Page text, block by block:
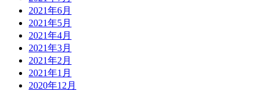
2021年6月
2021年5月
2021年4月
2021年3月
2021年2月
2021年1月
2020年12月